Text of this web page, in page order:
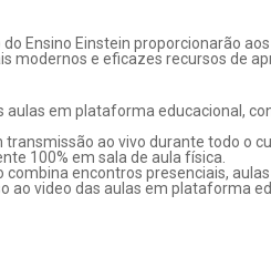
Ensino Einstein proporcionarão
modernos e eficazes recursos de
aulas em plataforma educacional,
transmissão ao vivo durante todo o
100% em sala de aula física.
combina encontros presenciais,
ao video das aulas em plataforma